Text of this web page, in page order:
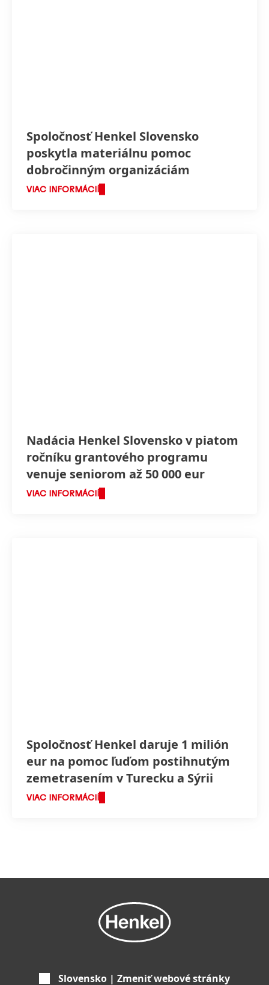
Spoločnosť Henkel Slovensko
poskytla materiálnu pomoc
dobročinným organizáciám
VIAC INFORMÁCIÍ
Nadácia Henkel Slovensko v piatom
ročníku grantového programu
venuje seniorom až 50 000 eur
VIAC INFORMÁCIÍ
Spoločnosť Henkel daruje 1 milión
eur na pomoc ľuďom postihnutým
zemetrasením v Turecku a Sýrii
VIAC INFORMÁCIÍ
Slovensko | Zmeniť webové stránky